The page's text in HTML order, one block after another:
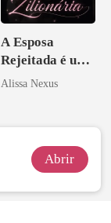
A Esposa
Rejeitada é uma
Zilionária
Alissa Nexus
Abrir